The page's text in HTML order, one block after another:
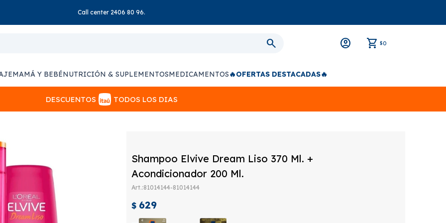
Call center 2406 80 96.
$0
MAMÁ Y BEBÉNUTRICIÓN & SUPLEMENTOSMEDICAMENTOS🔥OFERTAS DESTACADAS🔥
DESCUENTOS TODOS LOS DIAS
Shampoo Elvive Dream Liso 370 Ml. +
Acondicionador 200 Ml.
81014144-81014144
$ 629